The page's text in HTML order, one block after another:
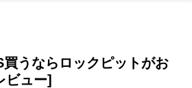
買うならロックピットがお
ビュー]